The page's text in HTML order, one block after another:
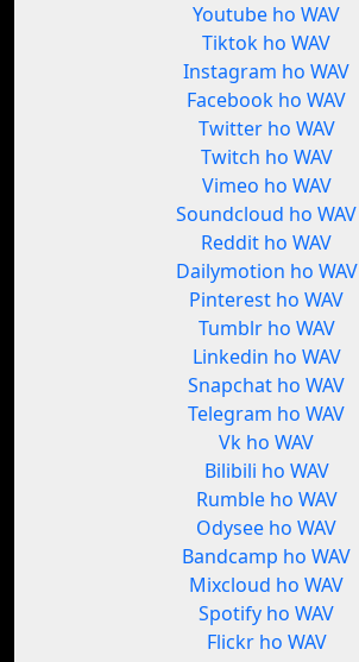
Youtube ho WAV
Tiktok ho WAV
Instagram ho WAV
Facebook ho WAV
Twitter ho WAV
Twitch ho WAV
Vimeo ho WAV
Soundcloud ho WAV
Reddit ho WAV
Dailymotion ho WAV
Pinterest ho WAV
Tumblr ho WAV
Linkedin ho WAV
Snapchat ho WAV
Telegram ho WAV
Vk ho WAV
Bilibili ho WAV
Rumble ho WAV
Odysee ho WAV
Bandcamp ho WAV
Mixcloud ho WAV
Spotify ho WAV
Flickr ho WAV